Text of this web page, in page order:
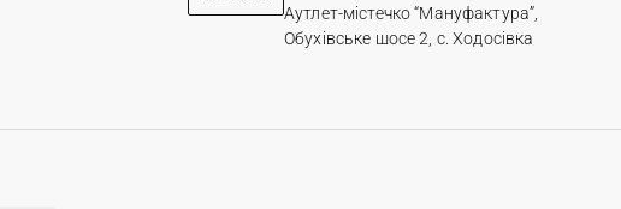
Аутлет-містечко “Мануфактура”,
Обухівське шосе 2, с. Ходосівка